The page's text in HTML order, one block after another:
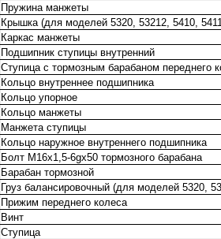
Пружина манжеты
Крышка (для моделей 5320, 53212, 5410,
Каркас манжеты
Подшипник ступицы внутренний
Ступица с тормозным барабаном переднего
Кольцо внутреннее подшипника
Кольцо упорное
Кольцо манжеты
Манжета ступицы
Кольцо наружное внутреннего подшипника
Болт М16х1,5-6gх50 тормозного барабана
Барабан тормозной
Груз балансировочный (для моделей 5320,
Прижим переднего колеса
Винт
Ступица